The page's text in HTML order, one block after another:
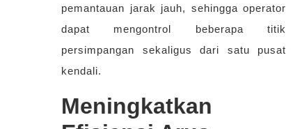
pemantauan jarak jauh, sehingga operator
dapat mengontrol beberapa titik
persimpangan sekaligus dari satu pusat
kendali.
Meningkatkan